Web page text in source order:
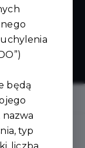
będą
nazwa
typ
liczba